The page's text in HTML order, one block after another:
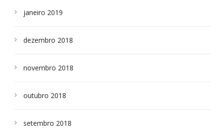
janeiro 2019
dezembro 2018
novembro 2018
outubro 2018
setembro 2018